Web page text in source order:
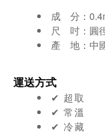
成 分：
尺
吋： 圓
產
地：中
運送方式
✔︎ 超取
✔︎ 常溫
✔︎ 冷藏